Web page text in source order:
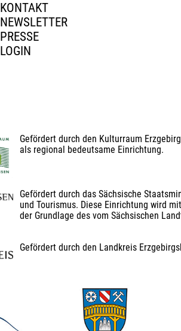
KONTAKT
NEWSLETTER
PRESSE
LOGIN
Gefördert durch den Kulturraum
als regional bedeutsame Einrichtung.
Gefördert durch das Sächsische
und Tourismus. Diese Einrichtung wird
der Grundlage des vom Sächsischen
Gefördert durch den Landkreis